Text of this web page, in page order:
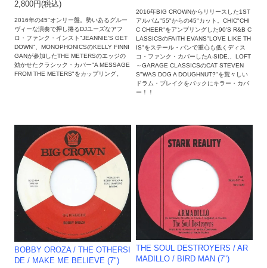
2,800円(税込)
2016年の45"オンリー盤。勢いあるグルー
ヴィーな演奏で押し捲るDJユーズなアフ
ロ・ファンク・インスト"JEANNIE'S GET
DOWN"、MONOPHONICSのKELLY FINNI
GANが参加したTHE METERSのエッジの
効かせたクラシック・カバー"A MESSAGE
FROM THE METERS"をカップリング。
2016年BIG CROWNからリリースした1ST
アルバム"55"からの45"カット。CHIC"CHI
C CHEER"をアンプリングした90'S R&B C
LASSICSのFAITH EVANS"LOVE LIKE TH
IS"をステール・パンで重心も低くディス
コ・ファンク・カバーしたA-SIDE.、LOFT
～GARAGE CLASSICSのCAT STEVEN
S"WAS DOG A DOUGHNUT?"を荒々しい
ドラム・ブレイクをバックにキラー・カバ
ー！！
BOBBY OROZA / THE OTHERSI
DE ​/​ MAKE ME BELIEVE (7")
THE SOUL DESTROYERS / AR
MADILLO / BIRD MAN (7")